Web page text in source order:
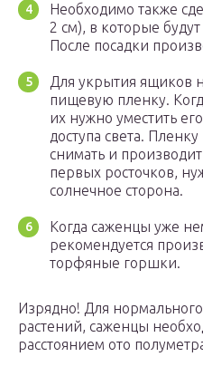
Необходимо также
2 см), в которые
После посадки
Для укрытия ящиков
пищевую пленку.
их нужно уместить
доступа света.
снимать и
первых росточков,
солнечное сторона.
Когда саженцы уже
рекомендуется
торфяные горшки.
Изрядно! Для
растений, саженцы
расстоянием ото